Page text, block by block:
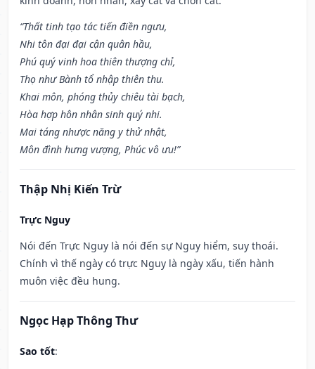
“Thất tinh tạo tác tiến điền ngưu,
Nhi tôn đại đại cận quân hầu,
Phú quý vinh hoa thiên thượng chỉ,
Thọ như Bành tổ nhập thiên thu.
Khai môn, phóng thủy chiêu tài bạch,
Hòa hợp hôn nhân sinh quý nhi.
Mai táng nhược năng y thử nhật,
Môn đình hưng vượng, Phúc vô ưu!”
Thập Nhị Kiến Trừ
Trực Nguy
Nói đến Trực Nguy là nói đến sự Nguy hiểm, suy thoái.
Chính vì thế ngày có trực Nguy là ngày xấu, tiến hành
muôn việc đều hung.
Ngọc Hạp Thông Thư
Sao tốt: